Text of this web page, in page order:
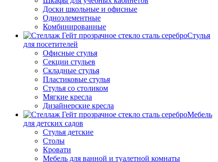
Доски школьные и офисные
Одноэлементные
Комбинированные
Стулья
для посетителей
Офисные стулья
Секции стульев
Складные стулья
Пластиковые стулья
Стулья со столиком
Мягкие кресла
Дизайнерские кресла
Мебель
для детских садов
Стулья детские
Столы
Кровати
Мебель для ванной и туалетной комнаты